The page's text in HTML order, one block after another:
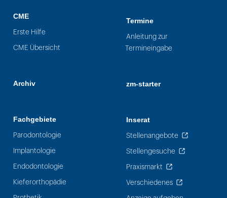
CME
Erste Hilfe
CME Übersicht
Archiv
Fachgebiete
Parodontologie
Implantologie
Endodontologie
Kieferorthopädie
Termine
Anleitung zur
Termineingabe
zm-starter
Inserat
Stellenangebote
Stellengesuche
Praxismarkt
Verschiedenes